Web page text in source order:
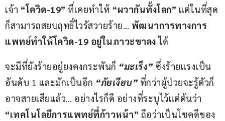
เจ้า “โควิด-19” ที่เคยทำให้ “ผวากันทั้งโลก” แต่ในที่สุด
ก็สามารถสยบฤทธิ์ไวรัสวายร้าย… พัฒนาการทางการ
แพทย์ทำให้โควิด-19 อยู่ในภาวะขาลง ได้
จะมีที่ยังร้ายอยู่ยงคงกระพันก็ “มะเร็ง” ซึ่งร้ายแรงเป็น
อันดับ 1 และมักเป็นอีก “ภัยเงียบ” ที่กว่าผู้ป่วยจะรู้ตัวก็
อาจสายเสียแล้ว… อย่างไรก็ดี อย่างที่ระบุไว้แต่ต้นว่า
“เทคโนโลยีการแพทย์ที่ก้าวหน้า” ถือว่าเป็นโชคดีของ